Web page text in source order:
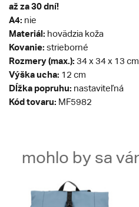
až za 30 dní!
A4: nie
Materiál: hovädzia koža
Kovanie: strieborné
Rozmery (max.): 34 x 34 x 13
Výška ucha: 12 cm
Dĺžka popruhu: nastaviteľná
Kód tovaru: MF5982
mohlo by sa